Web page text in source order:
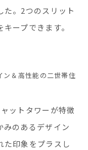
た。2つのスリット
ープできます。
ットタワーが特徴
みのあるデザイン
た印象をプラスし